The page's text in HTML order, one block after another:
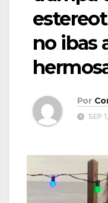
no ibas
Por
SEP